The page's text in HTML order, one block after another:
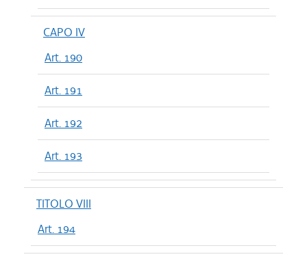
CAPO IV
Art. 190
Art. 191
Art. 192
Art. 193
TITOLO VIII
Art. 194